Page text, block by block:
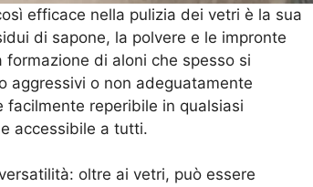
efficace nella pulizia dei vetri è la sua
di sapone, la polvere e le impronte
di aloni che spesso si
aggressivi o non adeguatamente
facilmente reperibile in qualsiasi
accessibile a tutti.
oltre ai vetri, può essere